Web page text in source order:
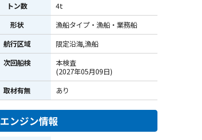
トン数
4t
形状
漁船タイプ・漁船・業務船
航行区域
限定沿海,漁船
次回船検
本検査
(2027年05月09日)
取材有無
あり
エンジン情報